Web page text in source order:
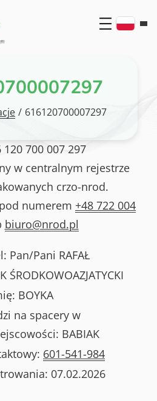
/ 616120700007297
120 700 007 297
w centralnym rejestrze
crzo-nrod.
numerem +48 722 004
biuro@nrod.pl
Pan/Pani RAFAŁ
ŚRODKOWOAZJATYCKI
BOYKA
na spacery w
BABIAK
601-541-984
07.02.2026